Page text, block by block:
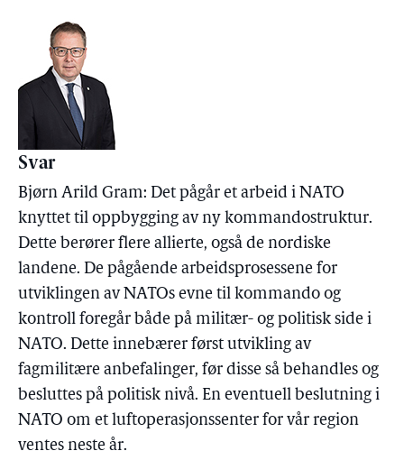
Svar
Bjørn Arild Gram: Det pågår et arbeid i NATO
knyttet til oppbygging av ny kommandostruktur.
Dette berører flere allierte, også de nordiske
landene. De pågående arbeidsprosessene for
utviklingen av NATOs evne til kommando og
kontroll foregår både på militær- og politisk side i
NATO. Dette innebærer først utvikling av
fagmilitære anbefalinger, før disse så behandles og
besluttes på politisk nivå. En eventuell beslutning i
NATO om et luftoperasjonssenter for vår region
ventes neste år.